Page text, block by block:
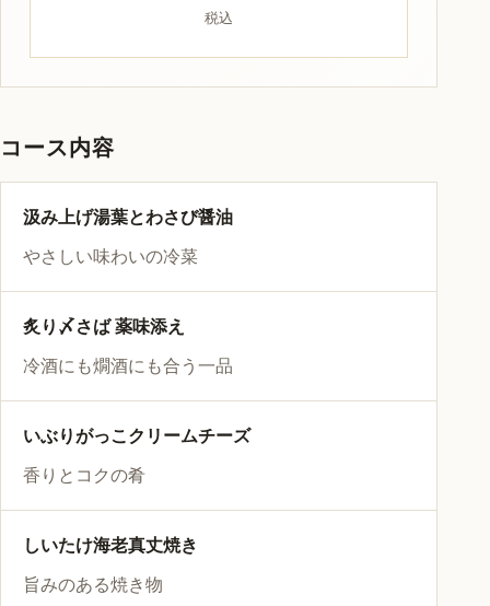
税込
コース内容
汲み上げ湯葉とわさび醤油
やさしい味わいの冷菜
炙り〆さば 薬味添え
冷酒にも燗酒にも合う一品
いぶりがっこクリームチーズ
香りとコクの肴
しいたけ海老真丈焼き
旨みのある焼き物